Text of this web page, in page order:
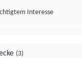
Hier anmelden.
Werbung: Wir nutzen
unsere Webseite
zu stellen. Über
Interesse
(3)